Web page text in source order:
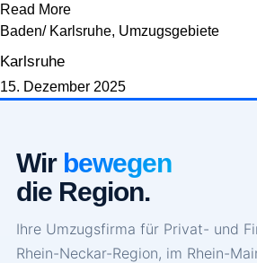
Read More
Baden/ Karlsruhe, Umzugsgebiete
Karlsruhe
15. Dezember 2025
Wir bewegen
die Region.
Ihre Umzugsfirma für Privat- und
Rhein-Neckar-Region, im Rhein-